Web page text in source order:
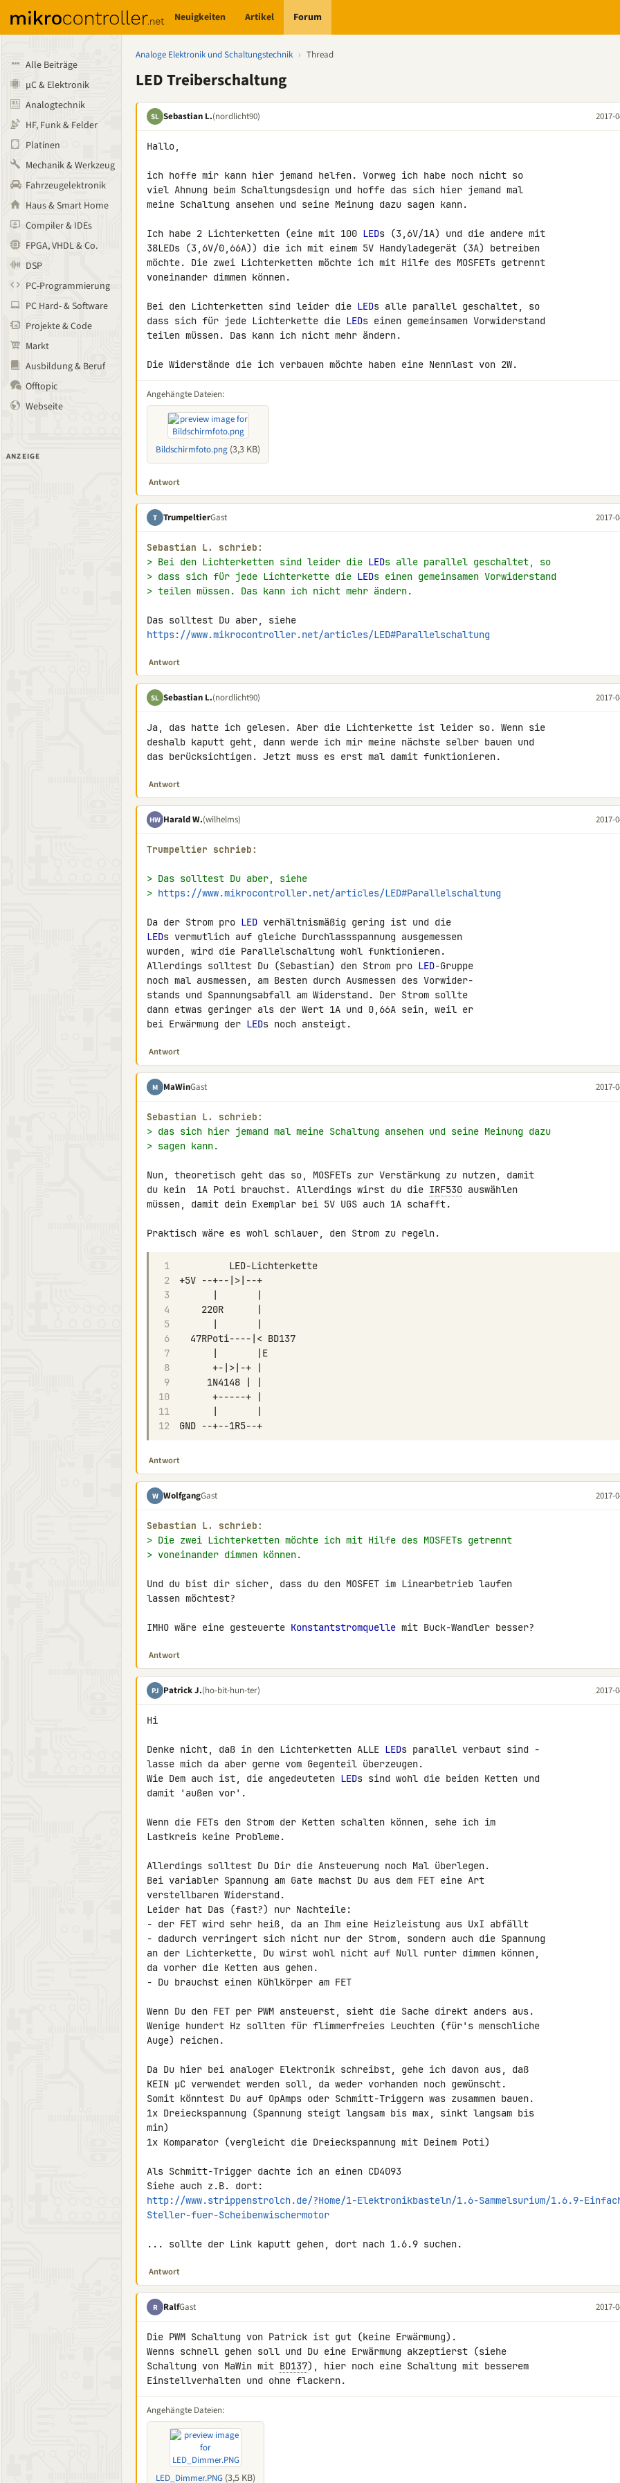
Neuigkeiten Artikel Forum
Alle Beiträge
µC & Elektronik
Analogtechnik
HF, Funk & Felder
Platinen
Mechanik & Werkzeug
Fahrzeugelektronik
Haus & Smart Home
Compiler & IDEs
FPGA, VHDL & Co.
DSP
PC-Programmierung
PC Hard- & Software
Projekte & Code
Markt
Ausbildung & Beruf
Offtopic
Webseite
ANZEIGE
Analoge Elektronik und Schaltungstechnik › Thread
LED Treiberschaltung
SL Sebastian L.(nordlicht90) 2017-
Hallo,
ich hoffe mir kann hier jemand helfen. Vorweg ich habe noch nicht so
viel Ahnung beim Schaltungsdesign und hoffe das sich hier jemand mal
meine Schaltung ansehen und seine Meinung dazu sagen kann.
Ich habe 2 Lichterketten (eine mit 100 LEDs (3,6V/1A) und die andere mit
38LEDs (3,6V/0,66A)) die ich mit einem 5V Handyladegerät (3A) betreiben
möchte. Die zwei Lichterketten möchte ich mit Hilfe des MOSFETs getrennt
voneinander dimmen können.
Bei den Lichterketten sind leider die LEDs alle parallel geschaltet, so
dass sich für jede Lichterkette die LEDs einen gemeinsamen Vorwiderstand
teilen müssen. Das kann ich nicht mehr ändern.
Die Widerstände die ich verbauen möchte haben eine Nennlast von 2W.
Angehängte Dateien:
Bildschirmfoto.png (3,3 KB)
Antwort
T TrumpeltierGast 2017-
Sebastian L. schrieb:
> Bei den Lichterketten sind leider die LEDs alle parallel geschaltet, so
> dass sich für jede Lichterkette die LEDs einen gemeinsamen Vorwiderstand
> teilen müssen. Das kann ich nicht mehr ändern.
https://www.mikrocontroller.net/articles/LED#Parallelschaltung
Antwort
SL Sebastian L.(nordlicht90) 2017-
Ja, das hatte ich gelesen. Aber die Lichterkette ist leider so. Wenn sie
deshalb kaputt geht, dann werde ich mir meine nächste selber bauen und
das berücksichtigen. Jetzt muss es erst mal damit funktionieren.
Antwort
HW Harald W.(wilhelms) 2017-
Trumpeltier schrieb:
> Das solltest Du aber, siehe
> https://www.mikrocontroller.net/articles/LED#Parallelschaltung
Da der Strom pro LED
LEDs vermutlich auf gleiche Durchlassspannung ausgemessen
wurden, wird die Parallelschaltung wohl funktionieren.
Allerdings solltest Du (Sebastian) den Strom pro LED-Gruppe
noch mal ausmessen, am Besten durch Ausmessen des Vorwider-
stands und Spannungsabfall am Widerstand. Der Strom sollte
dann etwas geringer als der Wert 1A und 0,66A sein, weil er
bei Erwärmung der LEDs noch ansteigt.
Antwort
M MaWinGast 2017-
Sebastian L. schrieb:
> das sich hier jemand mal meine Schaltung ansehen und seine Meinung dazu
> sagen kann.
Nun, theoretisch geht das so, MOSFETs zur Verstärkung zu nutzen, damit
du kein  1A Poti brauchst. Allerdings wirst du die IRF530 auswählen
müssen, damit dein Exemplar bei 5V UGS auch 1A schafft.
Praktisch wäre es wohl schlauer, den Strom zu regeln.
1
2
3
4
5
6
7
8
9
10
11
12
Antwort
W WolfgangGast 2017-
Sebastian L. schrieb:
> Die zwei Lichterketten möchte ich mit Hilfe des MOSFETs getrennt
> voneinander dimmen können.
Und du bist dir sicher, dass du den MOSFET im Linearbetrieb laufen
lassen möchtest?
IMHO wäre eine gesteuerte Konstantstromquelle mit Buck-Wandler besser?
Antwort
PJ Patrick J.(ho-bit-hun-ter) 2017-
Hi
Denke nicht, daß in den Lichterketten ALLE LEDs parallel verbaut sind -
lasse mich da aber gerne vom Gegenteil überzeugen.
Wie Dem auch ist, die angedeuteten LEDs sind wohl die beiden Ketten und
damit 'außen vor'.
Wenn die FETs den Strom der Ketten schalten können, sehe ich im
Lastkreis keine Probleme.
Allerdings solltest Du Dir die Ansteuerung noch Mal überlegen.
Bei variabler Spannung am Gate machst Du aus dem FET eine Art
verstellbaren Widerstand.
Leider hat Das (fast?) nur Nachteile:
- der FET wird sehr heiß, da an Ihm eine Heizleistung aus UxI abfällt
- dadurch verringert sich nicht nur der Strom, sondern auch die Spannung
an der Lichterkette, Du wirst wohl nicht auf Null runter dimmen können,
da vorher die Ketten aus gehen.
- Du brauchst einen Kühlkörper am FET
Wenn Du den FET per PWM ansteuerst, sieht die Sache direkt anders aus.
Wenige hundert Hz sollten für flimmerfreies Leuchten (für's menschliche
Auge) reichen.
Da Du hier bei analoger Elektronik schreibst, gehe ich davon aus, daß
KEIN µC verwendet werden soll, da weder vorhanden noch gewünscht.
Somit könntest Du auf OpAmps oder Schmitt-Triggern was zusammen bauen.
1x Dreieckspannung (Spannung steigt langsam bis max, sinkt langsam bis
min)
1x Komparator (vergleicht die Dreieckspannung mit Deinem Poti)
Als Schmitt-Trigger dachte ich an einen CD4093
http://www.strippenstrolch.de/?Home/1-Elektronikbasteln/1.6-Sammelsurium/1.6.9-
Steller-fuer-Scheibenwischermotor
... sollte der Link kaputt gehen, dort nach 1.6.9 suchen.
Antwort
R RalfGast 2017-
Die PWM Schaltung von Patrick ist gut (keine Erwärmung).
Wenns schnell gehen soll und Du eine Erwärmung akzeptierst (siehe
Schaltung von MaWin mit BD137), hier noch eine Schaltung mit besserem
Einstellverhalten und ohne flackern.
Angehängte Dateien:
LED_Dimmer.PNG (3,5 KB)